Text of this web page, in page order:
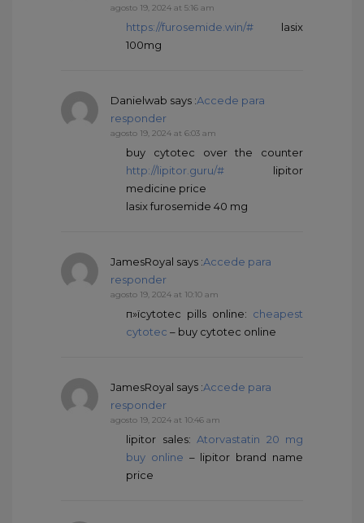
agosto 19, 2024 at 5:16 am
https://furosemide.win/# lasix
100mg
Danielwab says :Accede para
responder
agosto 19, 2024 at 6:03 am
buy cytotec over the counter
http://lipitor.guru/# lipitor
medicine price
lasix furosemide 40 mg
JamesRoyal says :Accede para
responder
agosto 19, 2024 at 10:10 am
п»їcytotec pills online: cheapest
cytotec – buy cytotec online
JamesRoyal says :Accede para
responder
agosto 19, 2024 at 10:46 am
lipitor sales: Atorvastatin 20 mg
buy online – lipitor brand name
price